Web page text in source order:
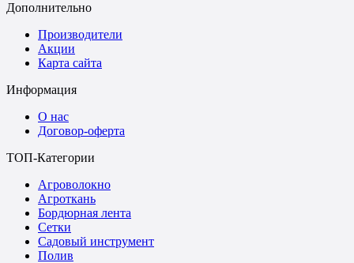
Дополнительно
Производители
Акции
Карта сайта
Информация
О нас
Договор-оферта
ТОП-Категории
Агроволокно
Агроткань
Бордюрная лента
Сетки
Садовый инструмент
Полив